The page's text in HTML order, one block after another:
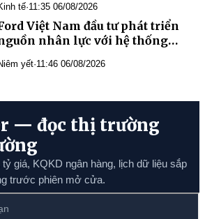
tế·11:35 06/08/2026
Việt Nam đầu tư phát triển
nhân lực với hệ thống
cầu
yết·11:46 06/08/2026
— đọc thị trường
giá, KQKD ngân hàng, lịch dữ liệu sắp
trước phiên mở cửa.